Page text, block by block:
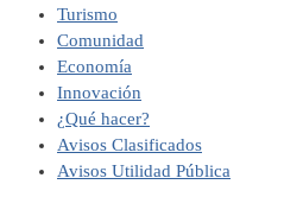
Turismo
Comunidad
Economía
Innovación
¿Qué hacer?
Avisos Clasificados
Avisos Utilidad Pública